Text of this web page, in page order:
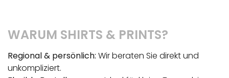
WARUM SHIRTS & PRINTS?
Regional & persönlich: Wir beraten Sie direkt und
unkompliziert.